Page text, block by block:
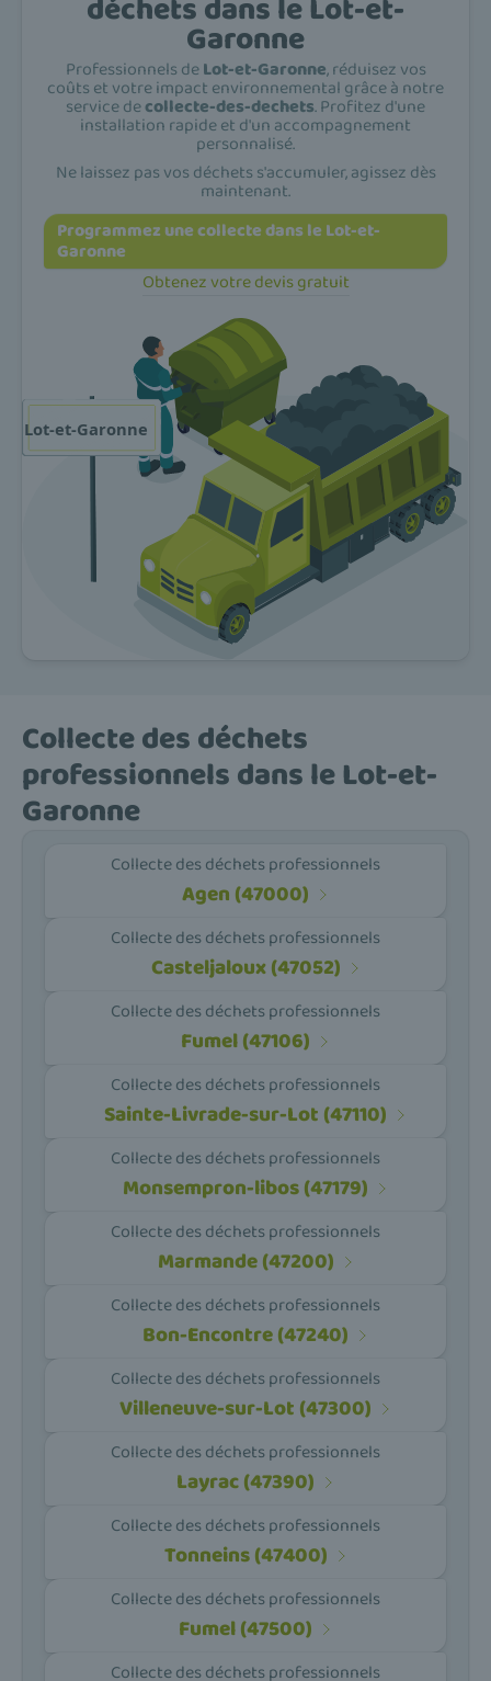
déchets dans le Lot-et-
Garonne
Professionnels deLot-et-Garonne, réduisez vos
coûts et votre impact environnemental grâce à notre
service decollecte-des-dechets. Profitez d'une
installation rapide et d'un accompagnement
personnalisé.
Ne laissez pas vos déchets s'accumuler, agissez dès
maintenant.
Programmez une collecte dans le Lot-et-
Garonne
Obtenez votre devis gratuit
Collecte des déchets
professionnels dans le Lot-et-
Garonne
Collecte des déchets professionnels
Agen (47000)
Collecte des déchets professionnels
Casteljaloux (47052)
Collecte des déchets professionnels
Fumel (47106)
Collecte des déchets professionnels
Sainte-Livrade-sur-Lot (47110)
Collecte des déchets professionnels
Monsempron-libos (47179)
Collecte des déchets professionnels
Marmande (47200)
Collecte des déchets professionnels
Bon-Encontre (47240)
Collecte des déchets professionnels
Villeneuve-sur-Lot (47300)
Collecte des déchets professionnels
Layrac (47390)
Collecte des déchets professionnels
Tonneins (47400)
Collecte des déchets professionnels
Fumel (47500)
Collecte des déchets professionnels